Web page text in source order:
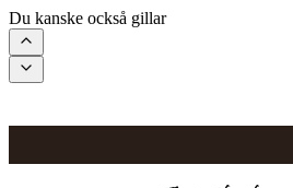
Du kanske också gillar